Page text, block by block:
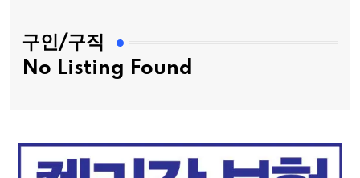
구인/구직
No Listing Found